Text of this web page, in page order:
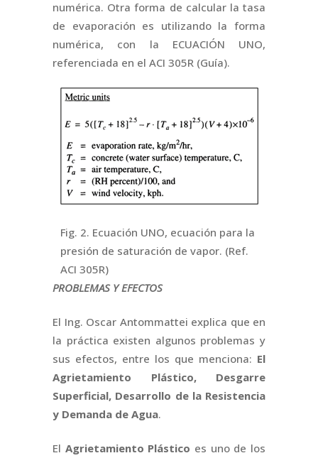
numérica. Otra forma de calcular la tasa
de evaporación es utilizando la forma
numérica, con la ECUACIÓN UNO,
referenciada en el ACI 305R (Guía).
Fig. 2. Ecuación UNO, ecuación para la
presión de saturación de vapor. (Ref.
ACI 305R)
PROBLEMAS Y EFECTOS
El Ing. Oscar Antommattei explica que en
la práctica existen algunos problemas y
sus efectos, entre los que menciona: El
Agrietamiento Plástico, Desgarre
Superficial, Desarrollo de la Resistencia
y Demanda de Agua.
El Agrietamiento Plástico es uno de los